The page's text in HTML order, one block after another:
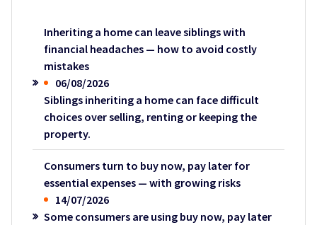
Inheriting a home can leave siblings with
financial headaches — how to avoid costly
mistakes
06/08/2026
Siblings inheriting a home can face difficult
choices over selling, renting or keeping the
property.
Consumers turn to buy now, pay later for
essential expenses — with growing risks
14/07/2026
Some consumers are using buy now, pay later